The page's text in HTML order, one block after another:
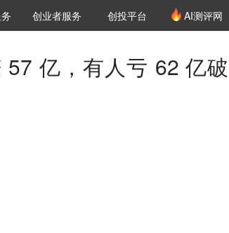
构库
推介
创投氪堂
创业者服务 创投平台 AI测评网
亿，有人亏 62 亿破